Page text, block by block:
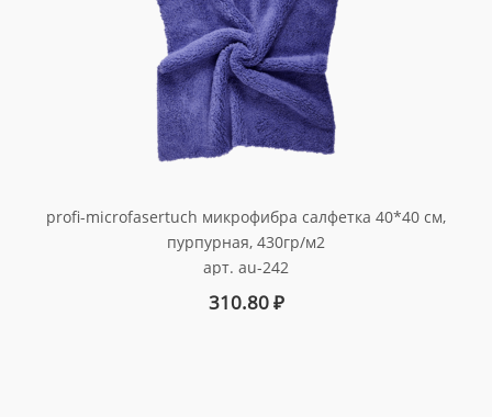
profi-microfasertuch микрофибра салфетка 40*40 см,
пурпурная, 430гр/м2
арт. au-242
310.80₽